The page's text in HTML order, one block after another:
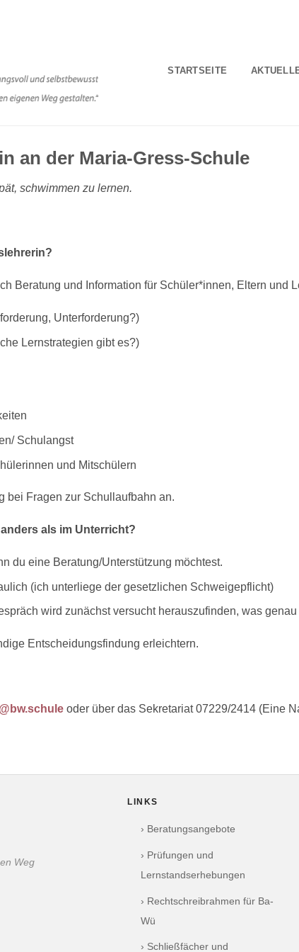
STARTSEITE
an der Maria-Gress-Schule
schwimmen zu lernen.
Beratung und Information für Schüler*innen, Eltern und
Unterforderung?)
Lernstrategien gibt es?)
Schulangst
und Mitschülern
bei Fragen zur Schullaufbahn an.
als im Unterricht?
du eine Beratung/Unterstützung möchtest.
(ich unterliege der gesetzlichen Schweigepflicht)
wird zunächst versucht herauszufinden, was
Entscheidungsfindung erleichtern.
oder über das Sekretariat 07229/2414 (Eine
Weg
LINKS
› Beratungsangebote
› Prüfungen und
Lernstandserhebungen
› Rechtschreibrahmen für Ba-
Wü
› Schließfächer und